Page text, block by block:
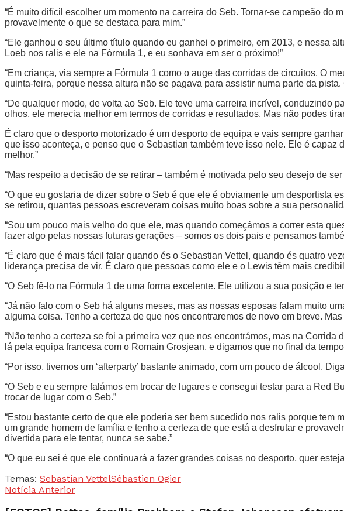
“É muito difícil escolher um momento na carreira do Seb. Tornar-se campeão
provavelmente o que se destaca para mim.”
“Ele ganhou o seu último título quando eu ganhei o primeiro, em 2013, e nessa
Loeb nos ralis e ele na Fórmula 1, e eu sonhava em ser o próximo!”
“Em criança, via sempre a Fórmula 1 como o auge das corridas de circuitos. O
quinta-feira, porque nessa altura não se pagava para assistir numa parte da pista.
“De qualquer modo, de volta ao Seb. Ele teve uma carreira incrível, conduzindo
olhos, ele merecia melhor em termos de corridas e resultados. Mas não podes
É claro que o desporto motorizado é um desporto de equipa e vais sempre
que isso aconteça, e penso que o Sebastian também teve isso nele. Ele é
melhor.”
“Mas respeito a decisão de se retirar – também é motivada pelo seu desejo de
“O que eu gostaria de dizer sobre o Seb é que ele é obviamente um desportista
se retirou, quantas pessoas escreveram coisas muito boas sobre a sua
“Sou um pouco mais velho do que ele, mas quando começámos a correr esta
fazer algo pelas nossas futuras gerações – somos os dois pais e pensamos
“É claro que é mais fácil falar quando és o Sebastian Vettel, quando és quatro
liderança precisa de vir. É claro que pessoas como ele e o Lewis têm mais
“O Seb fê-lo na Fórmula 1 de uma forma excelente. Ele utilizou a sua posição e
“Já não falo com o Seb há alguns meses, mas as nossas esposas falam muito
alguma coisa. Tenho a certeza de que nos encontraremos de novo em breve.
“Não tenho a certeza se foi a primeira vez que nos encontrámos, mas na
lá pela equipa francesa com o Romain Grosjean, e digamos que no final da
“Por isso, tivemos um ‘afterparty’ bastante animado, com um pouco de álcool.
“O Seb e eu sempre falámos em trocar de lugares e consegui testar para a Red
trocar de lugar com o Seb.”
“Estou bastante certo de que ele poderia ser bem sucedido nos ralis porque
um grande homem de família e tenho a certeza de que está a desfrutar e
divertida para ele tentar, nunca se sabe.”
“O que eu sei é que ele continuará a fazer grandes coisas no desporto, quer
Temas: Sebastian VettelSébastien Ogier
Notícia Anterior